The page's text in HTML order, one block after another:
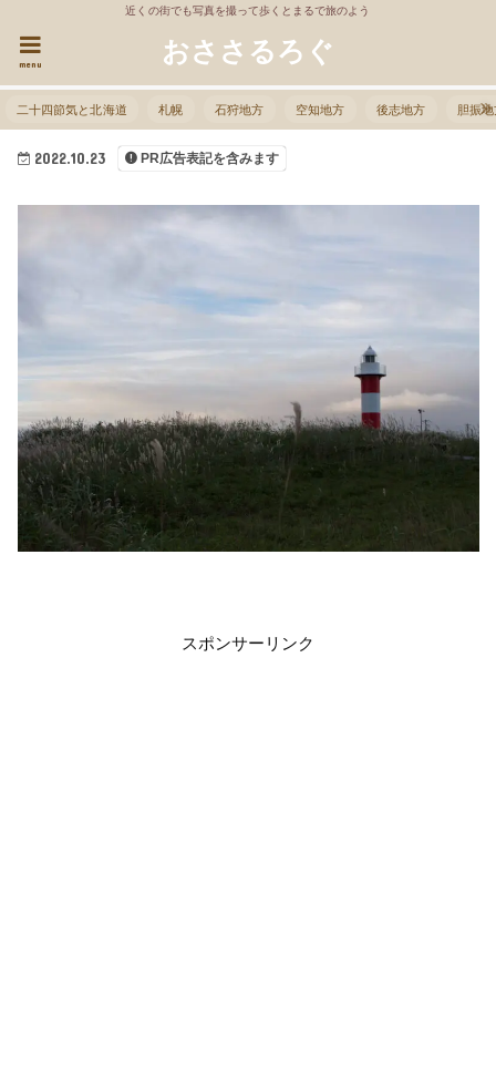
近くの街でも写真を撮って歩くとまるで旅のよう
おささるろぐ
menu
二十四節気と北海道 札幌 石狩地方 空知地方 後志地方 胆振
2022.10.23 PR広告表記を含みます
スポンサーリンク